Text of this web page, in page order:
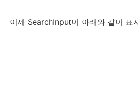
이제 SearchInput이 아래와 같이 표